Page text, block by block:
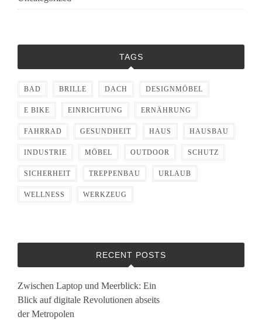
TAGS
BAD BRILLE DACH DESIGNMÖBEL
E BIKE EINRICHTUNG ERNÄHRUNG
FAHRRAD GESUNDHEIT HAUS HAUSBAU
INDUSTRIE MÖBEL OUTDOOR SCHUTZ
SICHERHEIT TREPPENBAU URLAUB
WELLNESS WERKZEUG
RECENT POSTS
Zwischen Laptop und Meerblick: Ein
Blick auf digitale Revolutionen abseits
der Metropolen